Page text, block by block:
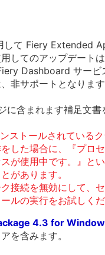
して Fiery Extended
してのアップデート
Dashboard サービ
非サポートとなりま
に含まれます補足文
ストールされている
した場合に、『プロ
が使用中です。』と
があります。
接続を無効にして、
ルの実行をお試しく
4.3 for
を含みます。